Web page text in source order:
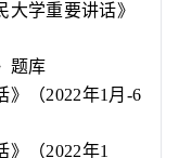
大学重要讲话》
题库
》（2022年1 月 -6
》（2022年1